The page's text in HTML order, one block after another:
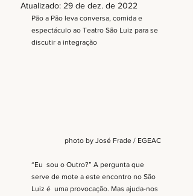
Atualizado: 29 de dez. de 2022
Pão a Pão leva conversa, comida e
espectáculo ao Teatro São Luiz para se
discutir a integração
photo by José Frade / EGEAC
“Eu  sou o Outro?” A pergunta que
serve de mote a este encontro no São
Luiz é  uma provocação. Mas ajuda-nos